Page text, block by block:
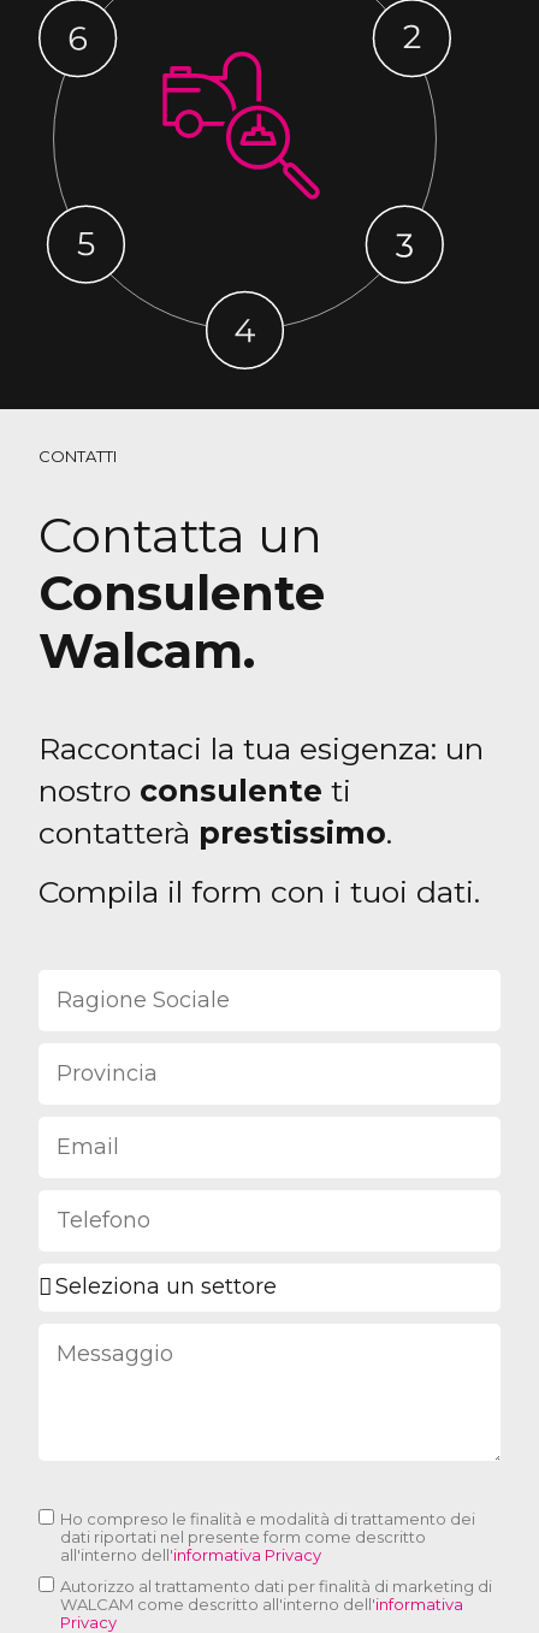
CONTATTI
Contatta un
Consulente
Walcam.
Raccontaci la tua esigenza: un
nostro consulente ti
contatterà prestissimo.
Compila il form con i tuoi dati.
Ho compreso le finalità e modalità di trattamento dei
dati riportati nel presente form come descritto
all'interno dell'informativa Privacy
Autorizzo al trattamento dati per finalità di marketing di
WALCAM come descritto all'interno dell'informativa
Privacy